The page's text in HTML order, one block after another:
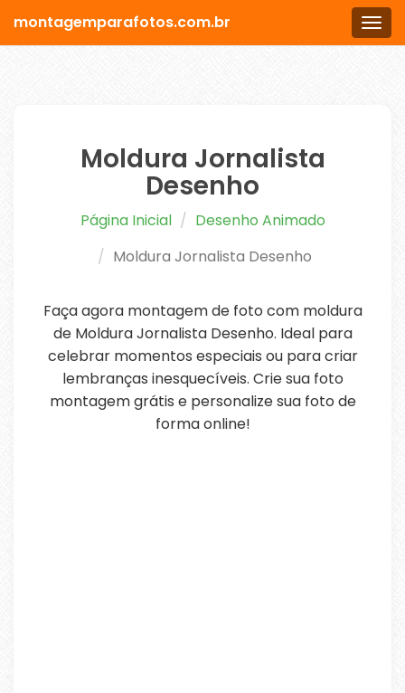
Menu
montagemparafotos.com.br
Moldura Jornalista
Desenho
Página Inicial
Desenho Animado
Moldura Jornalista Desenho
Faça agora montagem de foto com moldura
de Moldura Jornalista Desenho. Ideal para
celebrar momentos especiais ou para criar
lembranças inesquecíveis. Crie sua foto
montagem grátis e personalize sua foto de
forma online!